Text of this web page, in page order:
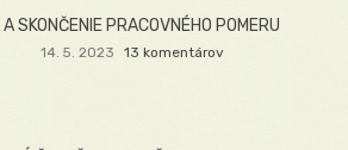
SKONČENIE PRACOVNÉHO POMERU
14. 5. 2023 13 komentárov